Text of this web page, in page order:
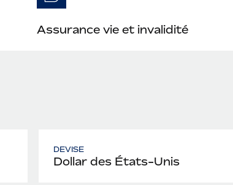
Assurance vie et invalidité
DEVISE
Dollar des États-Unis